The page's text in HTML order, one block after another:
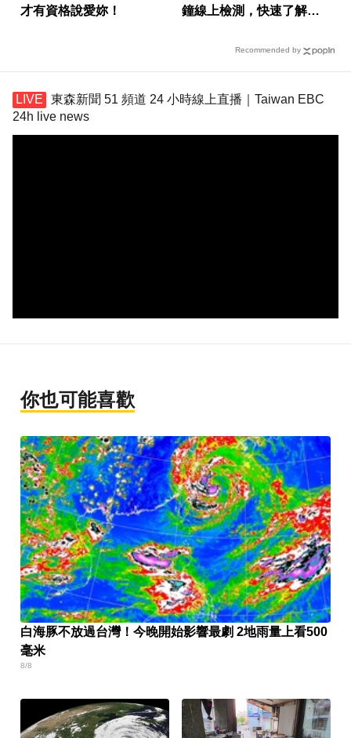
才有資格說愛妳！
鐘線上檢測，快速了解腦
Recommended by
東森新聞 51 頻道 24 小時線上直播｜Taiwan EBC
24h live news
你也可能喜歡
白海豚不放過台灣！今晚開始影響最劇 2地雨量上看500
毫米
8/8